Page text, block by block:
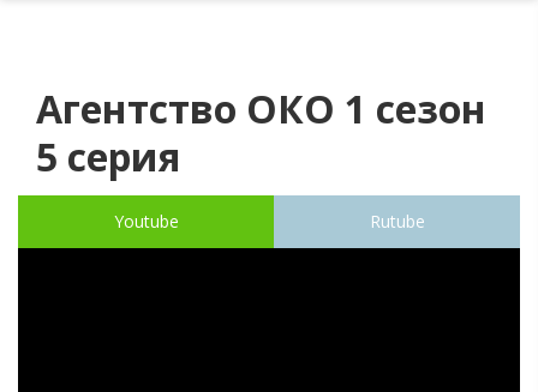
Агентство ОКО 1 сезон
5 серия
Youtube Rutube